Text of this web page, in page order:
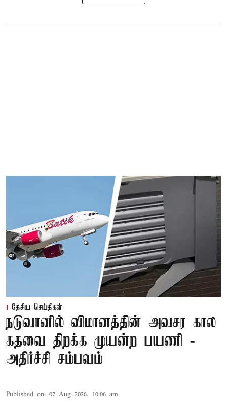
தேசிய செய்திகள்
நடுவானில் விமானத்தின் அவசர கால
கதவை திறக்க முயன்ற பயணி -
அதிர்ச்சி சம்பவம்
Published on: 07 Aug 2026, 10:06 am